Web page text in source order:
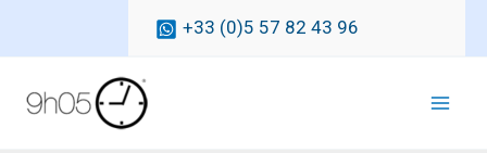
+33 (0)5 57 82 43 96